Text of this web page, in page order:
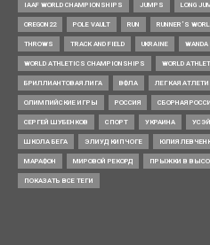
IAAF WORLD CHAMPIONSHIPS JUMPS LONG
OREGON22 POLE VAULT RUN RUNNER’S
THROWS TRACK AND FIELD UKRAINE WANDA
WORLD ATHLETICS CHAMPIONSHIPS WORLD
БРИЛЛИАНТОВАЯ ЛИГА ВФЛА ЛЕГКАЯ
ОЛИМПИЙСКИЕ ИГРЫ РОССИЯ СБОРНАЯ
СЕРГЕЙ ШУБЕНКОВ СПОРТ УКРАИНА
ШКОЛА БЕГА ЭЛИУД КИПЧОГЕ ЮЛИЯ
МАРАФОН МИРОВОЙ РЕКОРД ПРЫЖКИ В
ПОКАЗАТЬ ВСЕ ТЕГИ